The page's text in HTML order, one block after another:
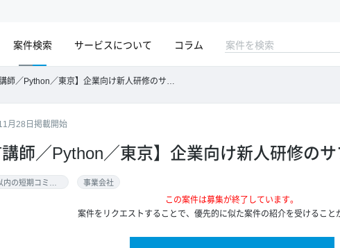
案件検索 サービスについて コラム
講師／Python／東京】企業向け新人研修のサブ講師
月28日掲載開始
講師／Python／東京】企業向け新人研修の
事業会社
この案件は募集が終了しています。
案件をリクエストすることで、優先的に似た案件の紹介を受けること